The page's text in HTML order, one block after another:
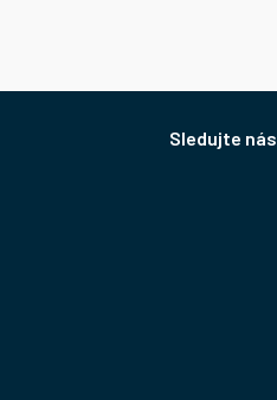
Sledujte nás